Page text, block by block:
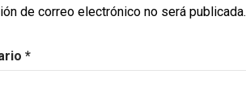
de correo electrónico no será publicada.
*